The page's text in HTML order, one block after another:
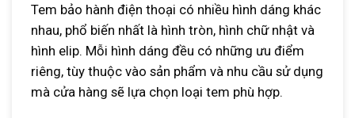
Tem bảo hành điện thoại có nhiều hình dáng khác
nhau, phổ biến nhất là hình tròn, hình chữ nhật và
hình elip. Mỗi hình dáng đều có những ưu điểm
riêng, tùy thuộc vào sản phẩm và nhu cầu sử dụng
mà cửa hàng sẽ lựa chọn loại tem phù hợp.